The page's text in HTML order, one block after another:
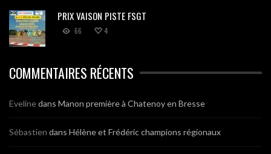
PRIX VAISON PISTE FSGT
66 4
COMMENTAIRES RÉCENTS
Evelinedans Manon première à Chatenoy en Bresse
Sébastien dans Hélène et Frédéric champions régionaux